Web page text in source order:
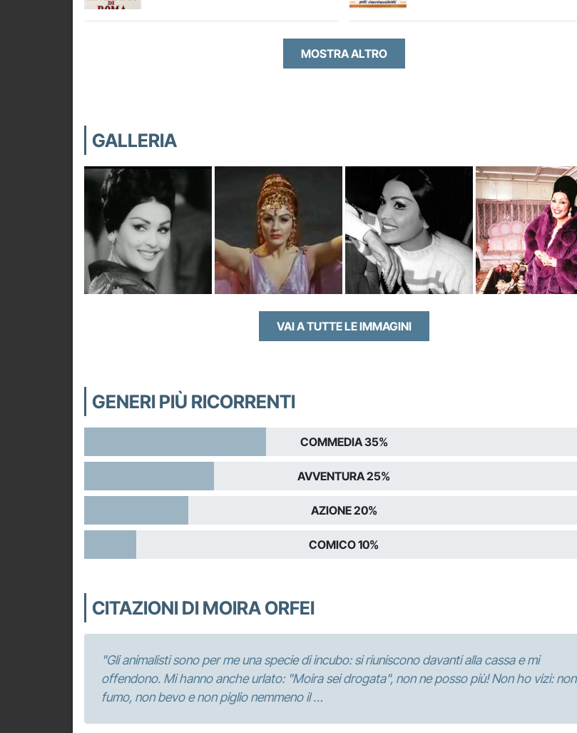
MOSTRA ALTRO
GALLERIA
VAI A TUTTE LE IMMAGINI
GENERI PIÙ RICORRENTI
COMMEDIA 35%
AVVENTURA 25%
AZIONE 20%
COMICO 10%
CITAZIONI DI MOIRA ORFEI
"Gli animalisti sono per me una specie di incubo: si riuniscono davanti alla cassa e mi
offendono. Mi hanno anche urlato: "Moira sei drogata", non ne posso più! Non ho vizi: non
fumo, non bevo e non piglio nemmeno il …